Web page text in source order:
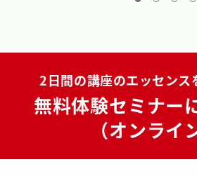
2日間の講座のエッセンス
無料体験セミナー
（オンライ